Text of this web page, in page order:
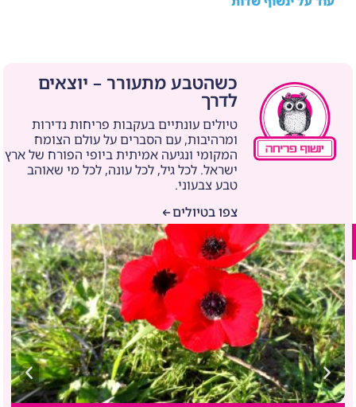
כשהטבע מתעורר – יוצאים
לדרך
טיולים עונתיים בעקבות פריחות נדירות
ומרהיבות, עם הסברים על עולם הצומח
המקומי ונגיעה אמיתית ביופי הפורח של ארץ
ישראל. לכל גיל, לכל עונה, לכל מי שאוהב
טבע צבעוני.
צפו בטיולים